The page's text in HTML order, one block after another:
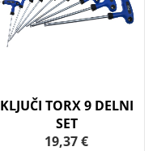
KLJUČI TORX 9 DELNI
SET
19,37 €